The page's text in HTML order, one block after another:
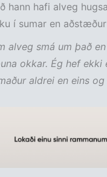
hann hafi alveg
í sumar en
alveg smá um það
okkar. Ég hef
aldrei en eins